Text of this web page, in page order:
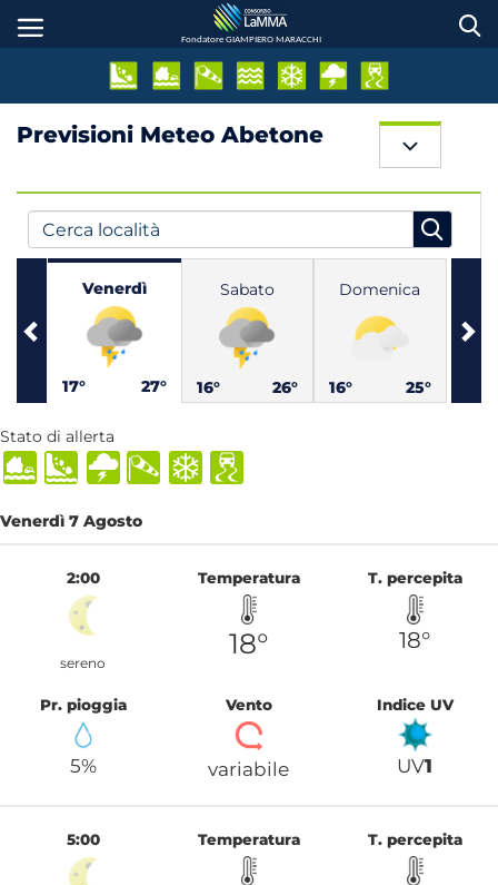
Fondatore GIAMPIERO MARACCHI
Previsioni Meteo Abetone
Venerdì
17° 27°
Sabato
16° 26°
Domenica
16° 25°
Stato di allerta
Venerdì 7 Agosto
2:00 Temperatura T. percepita
sereno
18° 18°
Pr. pioggia Vento Indice UV
5% variabile UV1
5:00 Temperatura T. percepita